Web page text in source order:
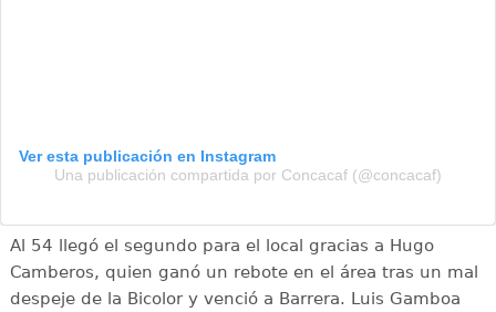
Ver esta publicación en Instagram
Una publicación compartida por Concacaf (@concacaf)
Al 54 llegó el segundo para el local gracias a Hugo
Camberos, quien ganó un rebote en el área tras un mal
despeje de la Bicolor y venció a Barrera. Luis Gamboa